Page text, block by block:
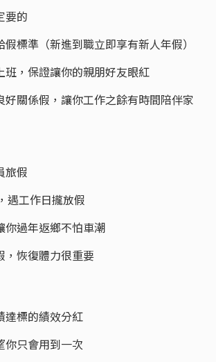
要的
假標準（新進到職立即享有新人年假）
班，保證讓你的親朋好友眼紅
好關係假，讓你工作之餘有時間陪伴家
旅假
遇工作日攏放假
你過年返鄉不怕車潮
，恢復體力很重要
達標的績效分紅
你只會用到一次